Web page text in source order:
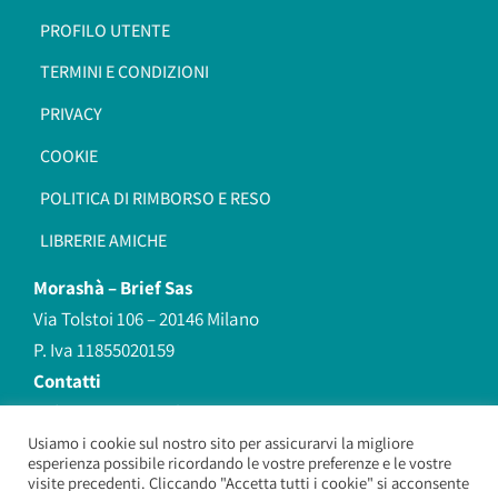
PROFILO UTENTE
TERMINI E CONDIZIONI
PRIVACY
COOKIE
POLITICA DI RIMBORSO E RESO
LIBRERIE AMICHE
Morashà –Brief Sas
Via Tolstoi 106 – 20146 Milano
P. Iva 11855020159
Contatti
redazione@morasha.it
339 8596707
(anche Whatsapp)
Usiamo i cookie sul nostro sito per assicurarvi la migliore
esperienza possibile ricordando le vostre preferenze e le vostre
visite precedenti. Cliccando "Accetta tutti i cookie" si acconsente